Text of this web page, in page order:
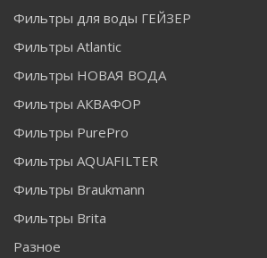
Фильтры для воды ГЕЙЗЕР
Фильтры Atlantic
Фильтры НОВАЯ ВОДА
Фильтры АКВАФОР
Фильтры PurePro
Фильтры AQUAFILTER
Фильтры Braukmann
Фильтры Brita
Разное